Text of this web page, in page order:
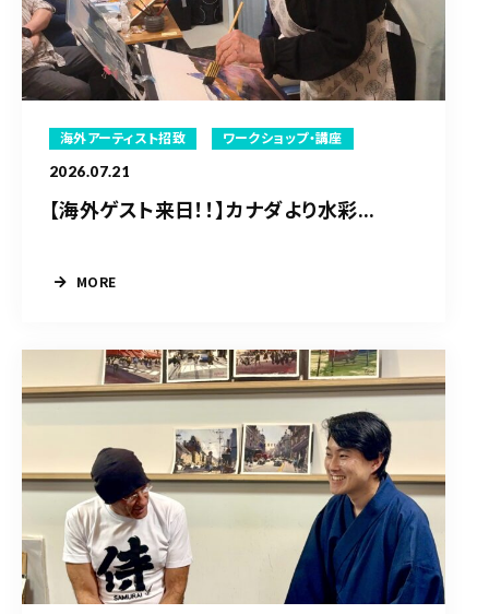
海外アーティスト招致 ワークショップ・講座
2026.07.21
【海外ゲスト来日！！】カナダより水彩...
MORE